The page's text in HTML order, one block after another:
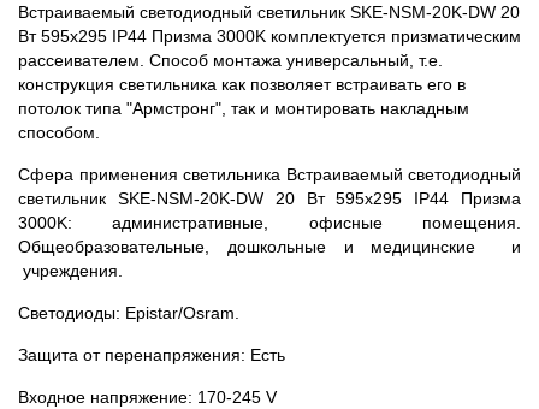
Встраиваемый светодиодный светильник SKE-NSM-20K-DW 20
Вт 595x295 IP44 Призма 3000K комплектуется призматическим
рассеивателем. Способ монтажа универсальный, т.е.
конструкция светильника как позволяет встраивать его в
потолок типа "Армстронг", так и монтировать накладным
способом.
Сфера применения светильника Встраиваемый светодиодный
светильник SKE-NSM-20K-DW 20 Вт 595x295 IP44 Призма
3000K: административные, офисные помещения.
Общеобразовательные, дошкольные и медицинские и
учреждения.
Светодиоды: Epistar/Osram.
Защита от перенапряжения: Есть
Входное напряжение: 170-245 V